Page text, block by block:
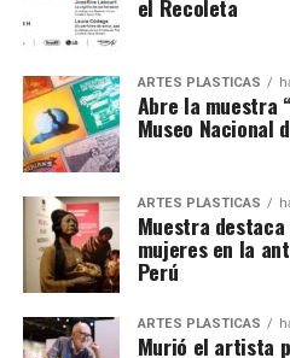
el Recoleta
ARTES PLÁSTICAS
Abre la muestra
Museo Nacional
ARTES PLÁSTICAS
Muestra
mujeres en la
Perú
ARTES PLÁSTICAS
Murió el artista